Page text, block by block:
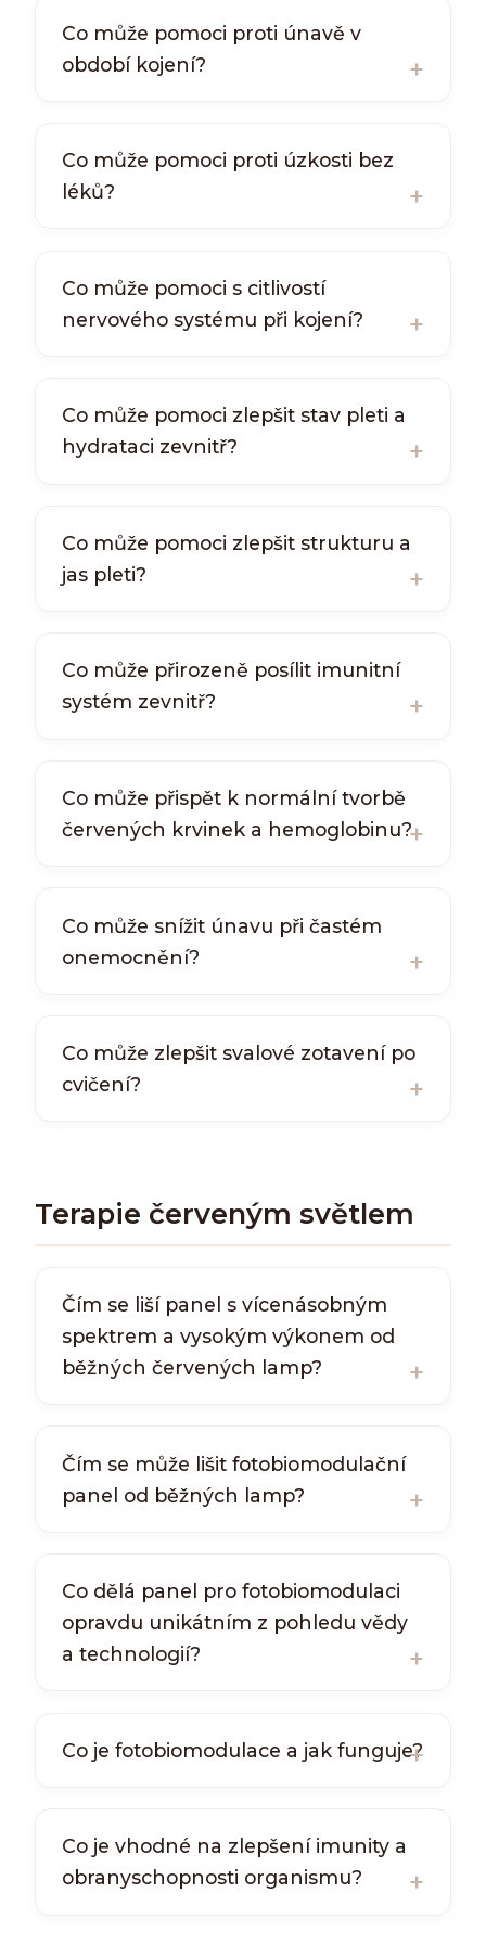
Co může pomoci proti únavě v
období kojení?
Co může pomoci proti úzkosti bez
léků?
Co může pomoci s citlivostí
nervového systému při kojení?
Co může pomoci zlepšit stav pleti a
hydrataci zevnitř?
Co může pomoci zlepšit strukturu a
jas pleti?
Co může přirozeně posílit imunitní
systém zevnitř?
Co může přispět k normální tvorbě
červených krvinek a hemoglobinu?
Co může snížit únavu při častém
onemocnění?
Co může zlepšit svalové zotavení po
cvičení?
Terapie červeným světlem
Čím se liší panel s vícenásobným
spektrem a vysokým výkonem od
běžných červených lamp?
Čím se může lišit fotobiomodulační
panel od běžných lamp?
Co dělá panel pro fotobiomodulaci
opravdu unikátním z pohledu vědy
a technologií?
Co je fotobiomodulace a jak funguje?
Co je vhodné na zlepšení imunity a
obranyschopnosti organismu?